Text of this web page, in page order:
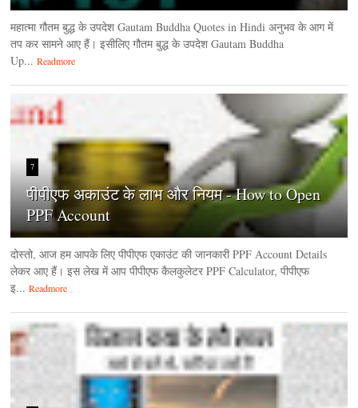
महात्मा गौतम बुद्ध के उपदेश Gautam Buddha Quotes in Hindi अनुभव के आग में
तप कर सामने आए हैं। इसीलिए गौतम बुद्ध के उपदेश Gautam Buddha
Up... Readmore
7
पीपीएफ अकाउंट के लाभ और नियम - How to Open
PPF Account
दोस्तो, आज हम आपके लिए पीपीएफ एकाउंट की जानकारी PPF Account Details
लेकर आए हैं। इस लेख में आप पीपीएफ कैलकुलेटर PPF Calculator, पीपीएफ
इ... Readmore